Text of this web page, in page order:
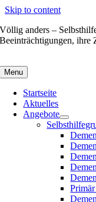
Skip to content
Völlig anders –
Beeinträchtigungen, ihre
Menu
Startseite
Aktuelles
Angebote